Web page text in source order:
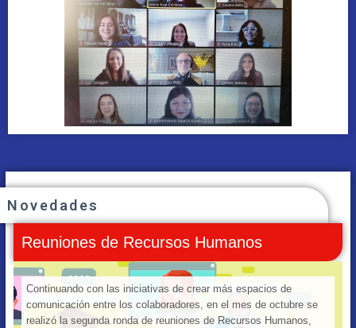
Novedades
Reuniones de Recursos Humanos
Continuando con las iniciativas de crear más espacios de
comunicación entre los colaboradores, en el mes de octubre se
realizó la segunda ronda de reuniones de Recursos Humanos,